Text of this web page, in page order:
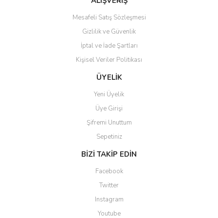
Gönder
Mesafeli Satış Sözleşmesi
Gizlilik ve Güvenlik
İptal ve İade Şartları
Kişisel Veriler Politikası
ÜYELİK
Yeni Üyelik
Üye Girişi
Şifremi Unuttum
Sepetiniz
BİZİ TAKİP EDİN
Facebook
Twitter
Instagram
Youtube